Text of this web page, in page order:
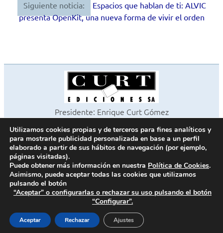
Siguiente noticia:
Espacios que hablan de ti: ALVIC
presenta OpenKit, una nueva forma de vivir el orden
Presidente: Enrique Curt Gómez
©2026 Revista Cocinas y Baños
Todos los derechos reservados
Paseo de Gracia, 63. 1º 2ª. 08008 Barcelona -
Fax 933 183 505
Política de cookies
Política de privacidad
Contacto
Utilizamos cookies propias y de terceros para fines analíticos y
para mostrarle publicidad personalizada en base a un perfil
elaborado a partir de sus hábitos de navegación (por ejemplo,
páginas visitadas).
Puede obtener más información en nuestra Política de Cookies.
Asimismo, puede aceptar todas las cookies que utilizamos
pulsando el botón
“Aceptar” o configurarlas o rechazar su uso pulsando el botón
“Configurar”.
Aceptar Rechazar Ajustes